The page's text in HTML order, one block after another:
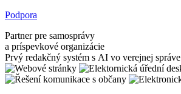
Podpora
Partner pre samosprávy
a príspevkové organizácie
Prvý redakčný systém s AI vo verejnej správe